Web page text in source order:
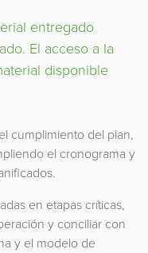
entregado
El acceso a la
disponible
cumplimiento del plan,
el cronograma y
en etapas críticas,
y conciliar con
y el modelo de